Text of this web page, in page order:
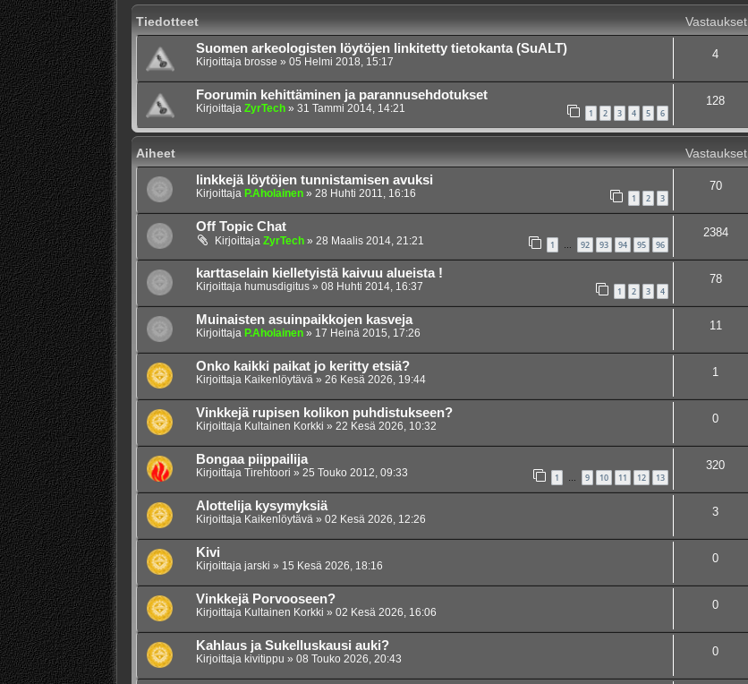
Tiedotteet Vastaukset
Suomen arkeologisten löytöjen linkitetty tietokanta (SuALT)
Kirjoittaja brosse » 05 Helmi 2018, 15:17
4
Foorumin kehittäminen ja parannusehdotukset
Kirjoittaja ZyrTech» 31 Tammi 2014, 14:21 1 2 3 4 5 6
128
Aiheet Vastaukset
linkkejä löytöjen tunnistamisen avuksi
Kirjoittaja P.Aholainen» 28 Huhti 2011, 16:16 1 2 3
70
Off Topic Chat
Kirjoittaja ZyrTech» 28 Maalis 2014, 21:21 1 … 92 93 94 95 96
2384
karttaselain kielletyistä kaivuu alueista !
Kirjoittaja humusdigitus» 08 Huhti 2014, 16:37 1 2 3 4
78
Muinaisten asuinpaikkojen kasveja
Kirjoittaja P.Aholainen» 17 Heinä 2015, 17:26
11
Onko kaikki paikat jo keritty etsiä?
Kirjoittaja Kaikenlöytävä» 26 Kesä 2026, 19:44
1
Vinkkejä rupisen kolikon puhdistukseen?
Kirjoittaja Kultainen Korkki » 22 Kesä 2026, 10:32
0
Bongaa piippailija
Kirjoittaja Tirehtoori » 25 Touko 2012, 09:33 1 … 9 10 11 12 13
320
Alottelija kysymyksiä
Kirjoittaja Kaikenlöytävä» 02 Kesä 2026, 12:26
3
Kivi
Kirjoittaja jarski » 15 Kesä 2026, 18:16
0
Vinkkejä Porvooseen?
Kirjoittaja Kultainen Korkki » 02 Kesä 2026, 16:06
0
Kahlaus ja Sukelluskausi auki?
Kirjoittaja kivitippu » 08 Touko 2026, 20:43
0